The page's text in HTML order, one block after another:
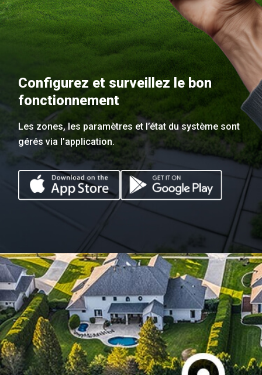
Configurez et surveillez le bon
fonctionnement
Les zones, les paramètres et l’état du système sont
gérés via l’application.